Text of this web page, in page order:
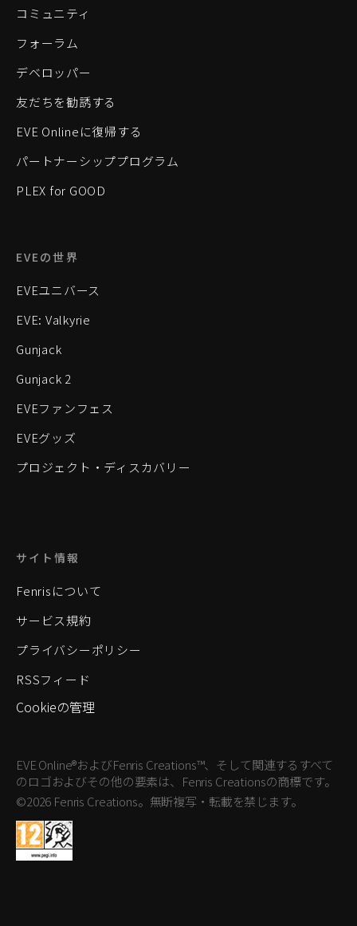
コミュニティ
フォーラム
デベロッパー
友だちを勧誘する
EVE Onlineに復帰する
パートナーシッププログラム
PLEX for GOOD
EVEの世界
EVEユニバース
EVE: Valkyrie
Gunjack
Gunjack 2
EVEファンフェス
EVEグッズ
プロジェクト・ディスカバリー
サイト情報
Fenrisについて
サービス規約
プライバシーポリシー
RSSフィード
Cookieの管理
EVE Online®およびFenris Creations™、そして関連するすべて
のロゴおよびその他の要素は、Fenris Creationsの商標です。
©2026 Fenris Creations。無断複写・転載を禁じます。